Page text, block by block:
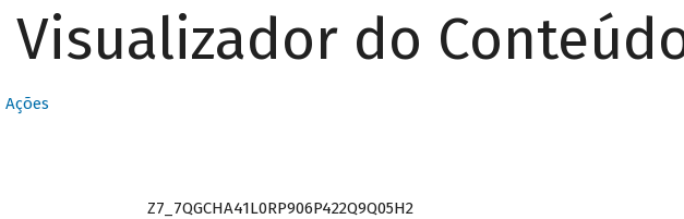
Visualizador do
Ações
Z7_7QGCHA41L0RP906P422Q9Q05H2